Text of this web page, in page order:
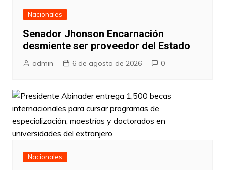
Nacionales
Senador Jhonson Encarnación
desmiente ser proveedor del Estado
admin 6 de agosto de 2026 0
Nacionales